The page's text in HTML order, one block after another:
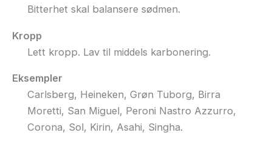
Bitterhet skal balansere sødmen.
Kropp
Lett kropp. Lav til middels karbonering.
Eksempler
Carlsberg, Heineken, Grøn Tuborg, Birra
Moretti, San Miguel, Peroni Nastro Azzurro,
Corona, Sol, Kirin, Asahi, Singha.